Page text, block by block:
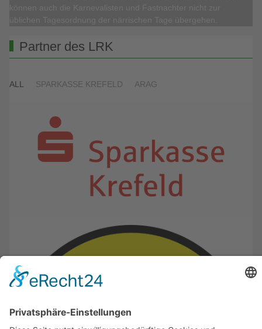
Partner des LRK
ALL SPARKASSE KREFELD ARAG